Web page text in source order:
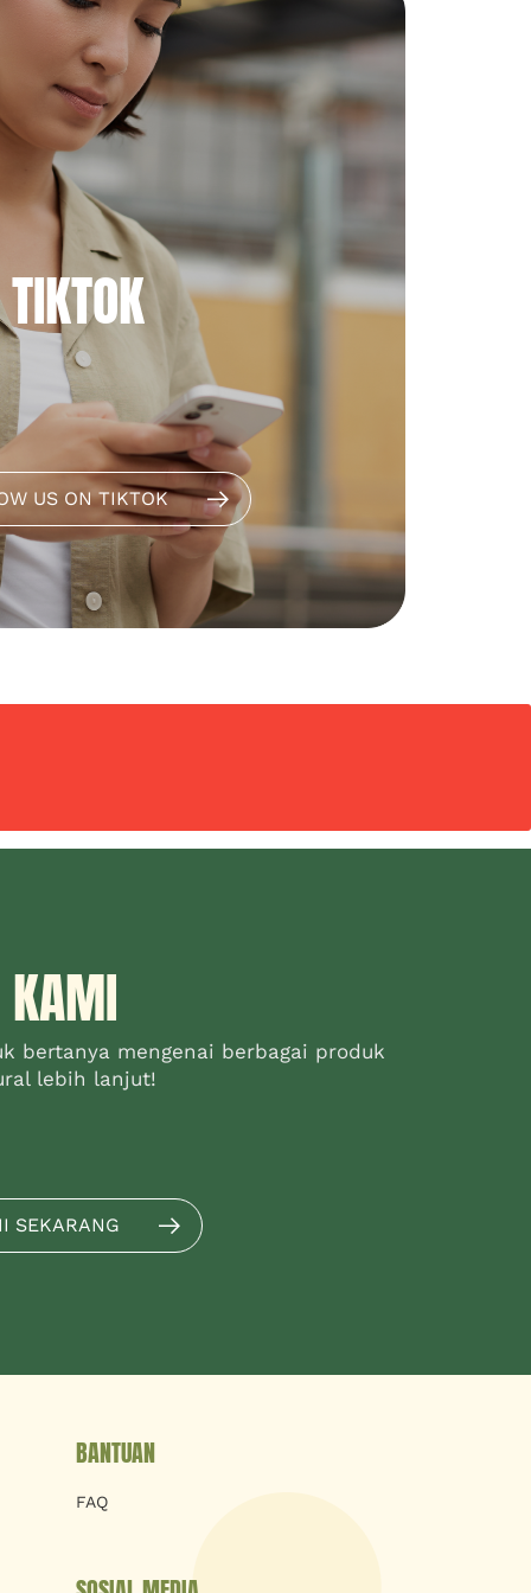
TIKTOK
US ON TIKTOK
KAMI
bertanya mengenai berbagai produk
lebih lanjut!
SEKARANG
BANTUAN
FAQ